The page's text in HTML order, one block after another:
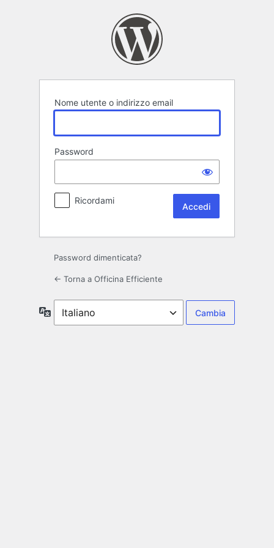
Nome utente o indirizzo email
Password
Ricordami
Password dimenticata?
← Torna a Officina Efficiente
Lingua